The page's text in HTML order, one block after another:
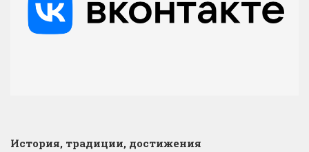
История, традиции, достижения